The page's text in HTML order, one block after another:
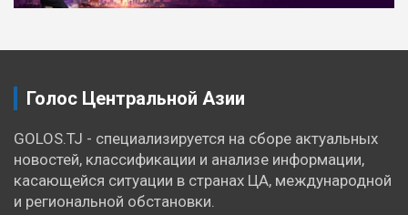
Голос Центральной Азии
GOLOS.TJ - специализируется на сборе актуальных
новостей, классификации и анализе информации,
касающейся ситуации в странах ЦА, международной
и региональной обстановки.